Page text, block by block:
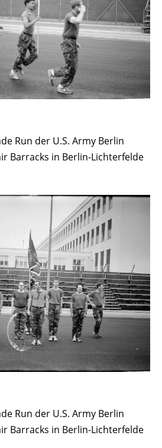
Run der U.S. Army Berlin
Barracks in Berlin-Lichterfelde
Run der U.S. Army Berlin
Barracks in Berlin-Lichterfelde